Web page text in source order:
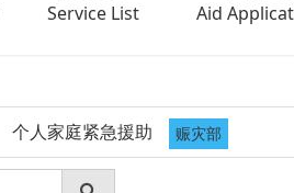
Service List
Aid
个人家庭紧急援助 赈灾部